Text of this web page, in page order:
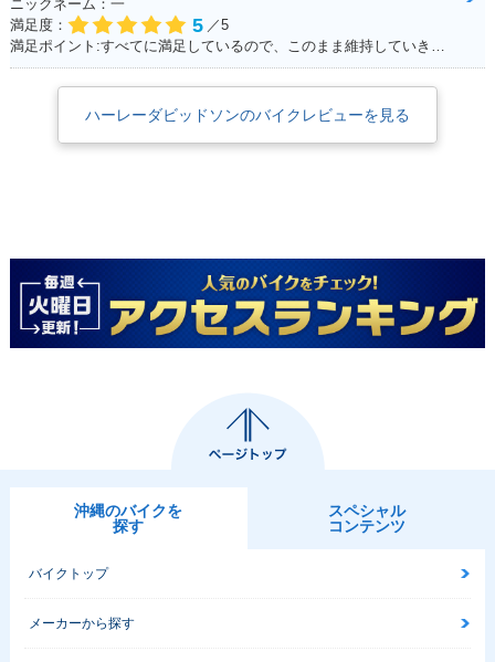
ニックネーム：一
満足度：
5 ／5
満足ポイント:すべてに満足しているので、このまま維持していきたい！
ハーレーダビッドソンのバイクレビューを見る
沖縄のバイクを
探す
スペシャル
コンテンツ
バイクトップ
メーカーから探す